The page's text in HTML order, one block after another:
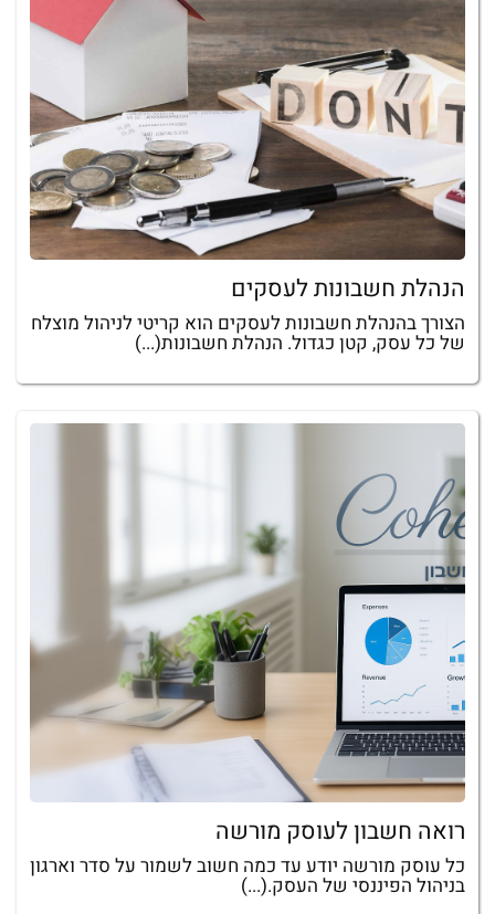
הנהלת חשבונות לעסקים
הצורך בהנהלת חשבונות לעסקים הוא קריטי לניהול מוצלח
של כל עסק, קטן כגדול. הנהלת חשבונות(...)
רואה חשבון לעוסק מורשה
כל עוסק מורשה יודע עד כמה חשוב לשמור על סדר וארגון
בניהול הפיננסי של העסק.(...)